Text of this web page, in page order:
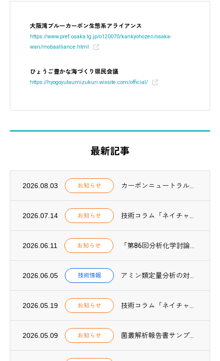
大阪湾ブルーカーボン生態系アライアンス
https://www.pref.osaka.lg.jp/o120070/kankyohozen/osaka-
wan/mobaalliance.html
ひょうご豊かな海づくり県民会議
https://hyogoyutaumizukuri.wixsite.com/official/
最新記事
2026.08.03 お知らせ
2026.07.14 お知らせ
2026.06.11 お知らせ
2026.06.05 技術情報
2026.05.19 お知らせ
2026.05.09 お知らせ